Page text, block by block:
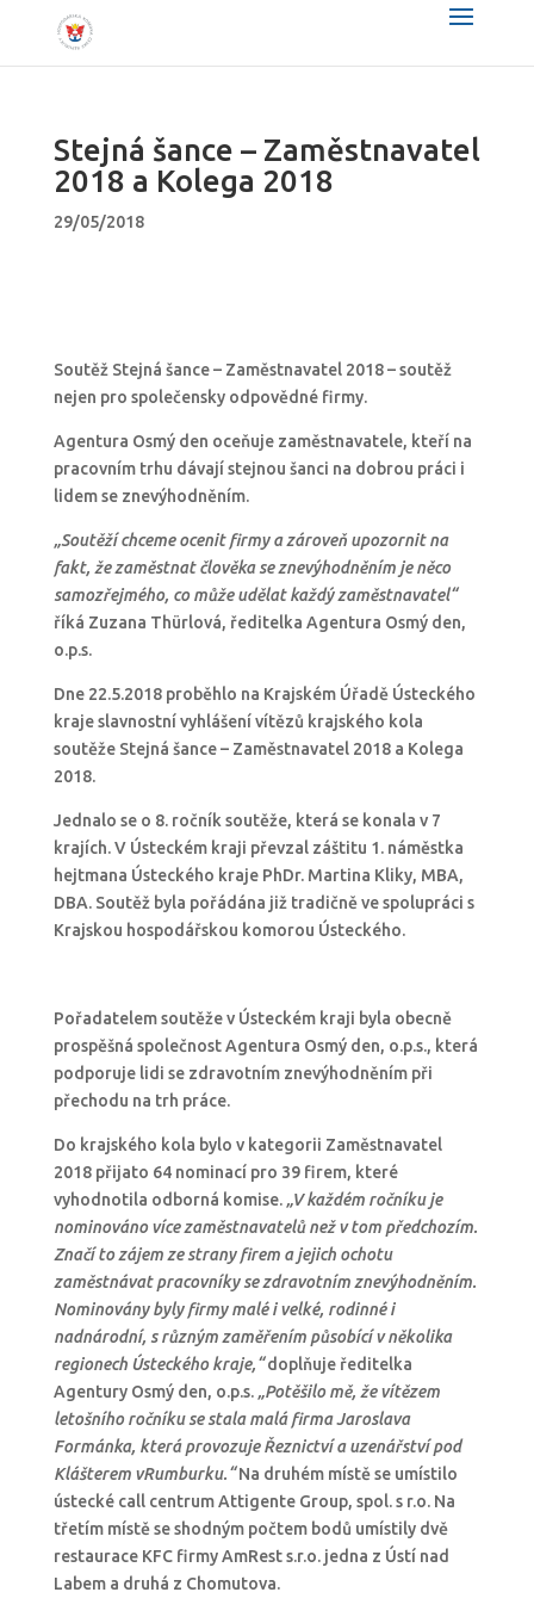
Stejná šance – Zaměstnavatel
2018 a Kolega 2018
29/05/2018
Soutěž Stejná šance – Zaměstnavatel 2018 – soutěž
nejen pro společensky odpovědné firmy.
Agentura Osmý den oceňuje zaměstnavatele, kteří na
pracovním trhu dávají stejnou šanci na dobrou práci i
lidem se znevýhodněním.
„Soutěží chceme ocenit firmy a zároveň upozornit na
fakt, že zaměstnat člověka se znevýhodněním je něco
samozřejmého, co může udělat každý zaměstnavatel“
říká Zuzana Thürlová, ředitelka Agentura Osmý den,
o.p.s.
Dne 22.5.2018 proběhlo na Krajském Úřadě Ústeckého
kraje slavnostní vyhlášení vítězů krajského kola
soutěže Stejná šance – Zaměstnavatel 2018 a Kolega
2018.
Jednalo se o 8. ročník soutěže, která se konala v 7
krajích. V Ústeckém kraji převzal záštitu 1. náměstka
hejtmana Ústeckého kraje PhDr. Martina Kliky, MBA,
DBA. Soutěž byla pořádána již tradičně ve spolupráci s
Krajskou hospodářskou komorou Ústeckého.
Pořadatelem soutěže v Ústeckém kraji byla obecně
prospěšná společnost Agentura Osmý den, o.p.s., která
podporuje lidi se zdravotním znevýhodněním při
přechodu na trh práce.
Do krajského kola bylo v kategorii Zaměstnavatel
2018 přijato 64 nominací pro 39 firem, které
vyhodnotila odborná komise. „V každém ročníku je
nominováno více zaměstnavatelů než v tom předchozím.
Značí to zájem ze strany firem a jejich ochotu
zaměstnávat pracovníky se zdravotním znevýhodněním.
Nominovány byly firmy malé i velké, rodinné i
nadnárodní, s různým zaměřením působící v několika
regionech Ústeckého kraje,“doplňuje ředitelka
Agentury Osmý den, o.p.s.„Potěšilo mě, že vítězem
letošního ročníku se stala malá firmaJaroslava
Formánka, která provozuje Řeznictví a uzenářství pod
Klášterem vRumburku.“Na druhém místě se umístilo
ústecké call centrum Attigente Group, spol. s r.o. Na
třetím místě se shodným počtem bodů umístily dvě
restaurace KFC firmy AmRest s.r.o. jedna z Ústí nad
Labem a druhá z Chomutova.